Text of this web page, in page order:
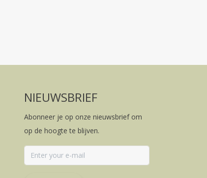
NIEUWSBRIEF
Abonneer je op onze nieuwsbrief om
op de hoogte te blijven.